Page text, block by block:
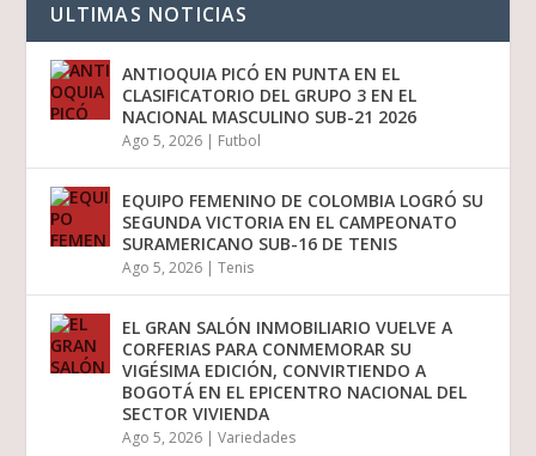
ULTIMAS NOTICIAS
ANTIOQUIA PICÓ EN PUNTA EN EL
CLASIFICATORIO DEL GRUPO 3 EN EL
NACIONAL MASCULINO SUB-21 2026
Ago 5, 2026 | Futbol
EQUIPO FEMENINO DE COLOMBIA LOGRÓ SU
SEGUNDA VICTORIA EN EL CAMPEONATO
SURAMERICANO SUB-16 DE TENIS
Ago 5, 2026 |Tenis
EL GRAN SALÓN INMOBILIARIO VUELVE A
CORFERIAS PARA CONMEMORAR SU
VIGÉSIMA EDICIÓN, CONVIRTIENDO A
BOGOTÁ EN EL EPICENTRO NACIONAL DEL
SECTOR VIVIENDA
Ago 5, 2026 |Variedades